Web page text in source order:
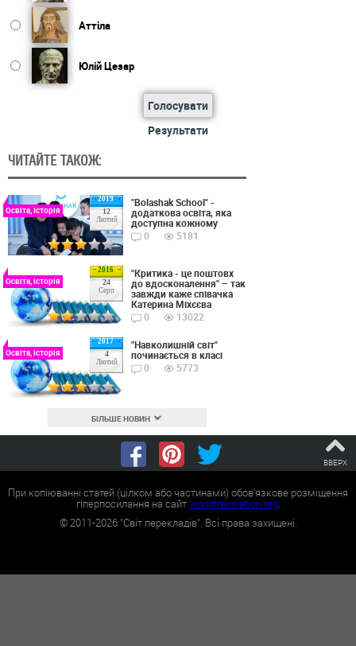
Аттіла
Юлій Цезар
Голосувати
Результати
ЧИТАЙТЕ ТАКОЖ:
2019
12
Лютий
Освіта, Історія
"Bolashak School" -
додаткова освіта, яка
доступна кожному
0
5181
2016
24
Серп
Освіта, Історія
"Критика - це поштовх
до вдосконалення" – так
завжди каже співачка
Катерина Міхєєва
0
13022
2017
4
Лютий
Освіта, Історія
"Навколишній світ"
починається в класі
0
5773
БІЛЬШЕ НОВИН
ВВЕРХ
При копіюванні статей (цілком або частинами) обов'язкове розміщення
гіперпосилання на сайтworldtranslation.org.
©2011-2026"Світ перекладів". Всі права захищені.